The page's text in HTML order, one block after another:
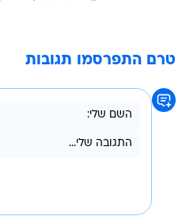
טרם התפרסמו תגובות